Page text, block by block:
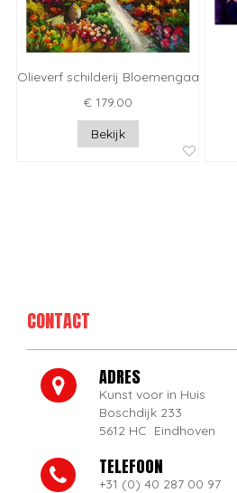
Olieverf schilderij Bloemengaarde
€ 179.00
Bekijk
CONTACT
ADRES
Kunst voor in Huis
Boschdijk 233
5612 HC Eindhoven
TELEFOON
+31 (0) 40 287 00 97